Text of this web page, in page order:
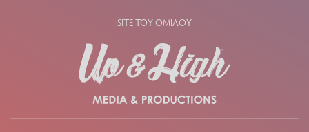
SITE ΤΟΥ ΟΜΙΛΟΥ